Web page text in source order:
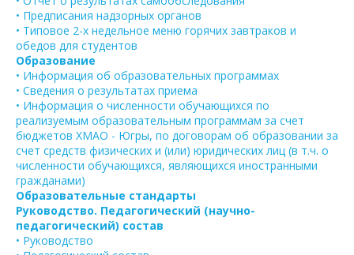
• Предписания надзорных органов
• Типовое 2-х недельное меню горячих завтраков и
обедов для студентов
Образование
• Информация об образовательных программах
• Сведения о результатах приема
• Информация о численности обучающихся по
реализуемым образовательным программам за счет
бюджетов ХМАО - Югры, по договорам об образовании за
счет средств физических и (или) юридических лиц (в т.ч. о
численности обучающихся, являющихся иностранными
гражданами)
Образовательные стандарты
Руководство. Педагогический (научно-
педагогический) состав
• Руководство